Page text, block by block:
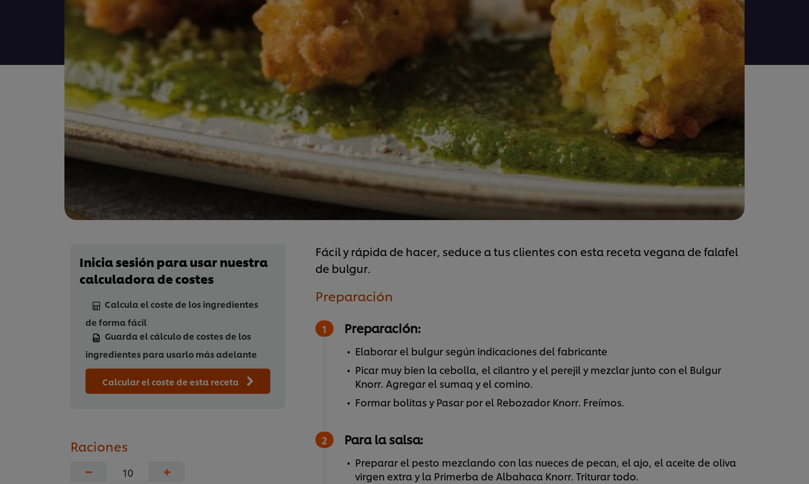
Inicia sesión para usar nuestra
calculadora de costes
Calcula el coste de los ingredientes
de forma fácil
Guarda el cálculo de costes de los
ingredientes para usarlo más adelante
Calcular el coste de esta receta
Raciones
−
+
Fácil y rápida de hacer, seduce a tus clientes con esta receta vegana de falafel
de bulgur.
Preparación
Preparación:
Elaborar el bulgur según indicaciones del fabricante
Picar muy bien la cebolla, el cilantro y el perejil y mezclar junto con el Bulgur
Knorr. Agregar el sumaq y el comino.
Formar bolitas y Pasar por el Rebozador Knorr. Freímos.
Para la salsa:
Preparar el pesto mezclando con las nueces de pecan, el ajo, el aceite de oliva
virgen extra y la Primerba de Albahaca Knorr. Triturar todo.